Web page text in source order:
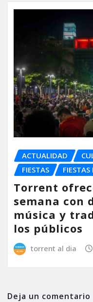
ACTUALIDAD
FIESTAS
Torrent
semana con
música y
los públicos
torrent al dia
Deja un comentario